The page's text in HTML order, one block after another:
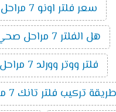
سعر فلتر اونو 7 مراحل
هل الفلتر 7 مراحل صحي
فلتر ووتر وورلد 7 مراحل
طريقة تركيب فلتر تانك 7 مراحل